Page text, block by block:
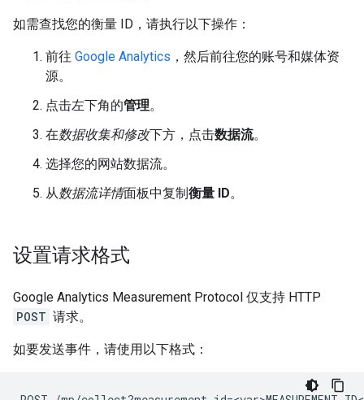
如需查找您的衡量 ID，请执行以下操作：
前往 Google Analytics ，然后前往您的账号和媒体资
源。
点击左下角的管理。
在数据收集和修改下方，点击数据流。
选择您的网站数据流。
从数据流详情面板中复制衡量 ID。
设置请求格式
Google Analytics Measurement Protocol 仅支持 HTTP
POST 请求。
如要发送事件，请使用以下格式：